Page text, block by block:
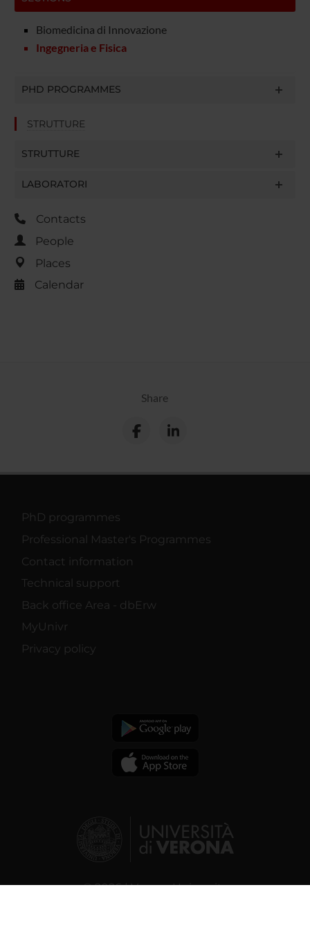
Biomedicina di Innovazione
Ingegneria e Fisica
PHD PROGRAMMES
STRUTTURE
STRUTTURE
LABORATORI
Contacts
People
Places
Calendar
Share
PhD programmes
Professional Master's Programmes
Contact information
Technical support
Back office Area - dbErw
MyUnivr
Privacy policy
© 2026 | Verona University